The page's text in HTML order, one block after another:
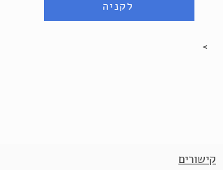
לקניה
>
קישורים